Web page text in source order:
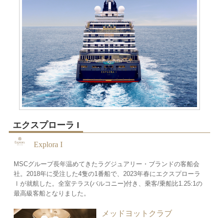
エクスプローラ I
Explora I
MSCグループ長年温めてきたラグジュアリー・ブランドの客船会
社。2018年に受注した4隻の1番船で、2023年春にエクスプローラ
Ⅰが就航した。全室テラス(バルコニー)付き、乗客/乗船比1.25:1の
最高級客船となりました。
メッドヨットクラブ